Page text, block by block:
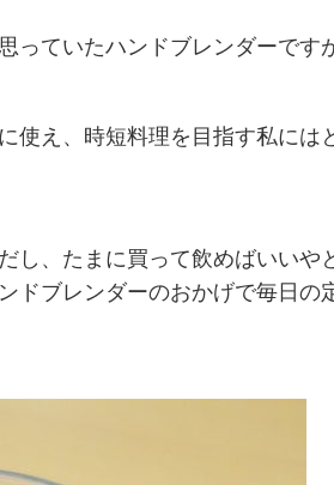
っていたハンドブレンダーです
使え、時短料理を目指す私には
し、たまに買って飲めばいいや
ドブレンダーのおかげで毎日の